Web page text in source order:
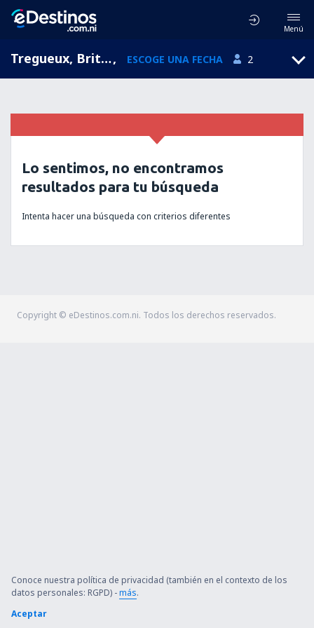
Menú
Tregueux, Brittany, Francia, ESCOGE UNA FECHA 2
Lo sentimos, no encontramos
resultados para tu búsqueda
Intenta hacer una búsqueda con criterios diferentes
Copyright © eDestinos.com.ni. Todos los derechos reservados.
Conoce nuestra política de privacidad (también en el contexto de los
datos personales: RGPD) -más.
Aceptar